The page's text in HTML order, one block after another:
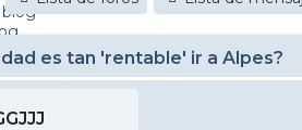
es tan 'rentable' ir a Alpes?